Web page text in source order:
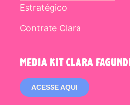
Estratégico
Contrate Clara
media kit clara
ACESSE AQUI